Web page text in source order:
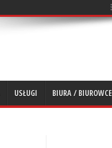
USŁUGI BIURA / BIUROWCE